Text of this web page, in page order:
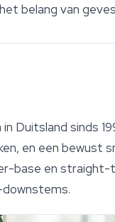
belang van
Duitsland sinds
en een bewust
base en